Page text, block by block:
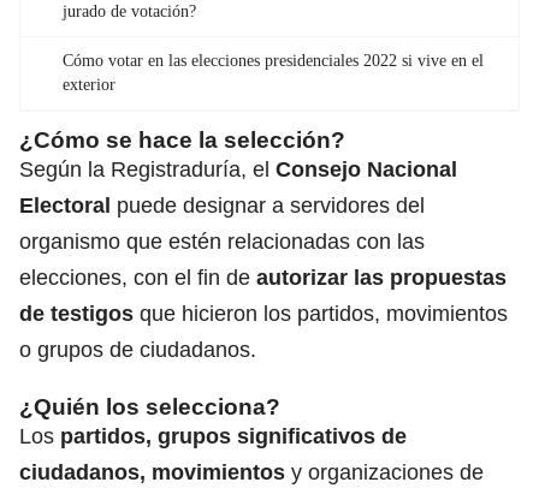
jurado de votación?
Cómo votar en las elecciones presidenciales 2022 si vive en el
exterior
¿Cómo se hace la selección?
Según la Registraduría, el Consejo Nacional
Electoral puede designar a servidores del
organismo que estén relacionadas con las
elecciones, con el fin de autorizar las propuestas
de testigos que hicieron los partidos, movimientos
o grupos de ciudadanos.
¿Quién los selecciona?
Los partidos, grupos significativos de
ciudadanos, movimientos y organizaciones de